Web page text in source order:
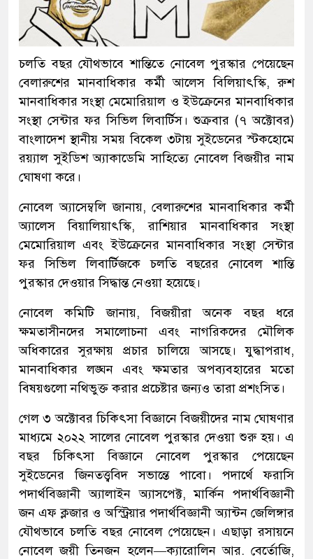
চলতি বছর যৌথভাবে শান্তিতে নোবেল পুরস্কার পেয়েছেন
বেলারুশের মানবাধিকার কর্মী আলেস বিলিয়াৎস্কি, রুশ
মানবাধিকার সংস্থা মেমোরিয়াল ও ইউক্রেনের মানবাধিকার
সংস্থা সেন্টার ফর সিভিল লিবার্টিস। শুক্রবার (৭ অক্টোবর)
বাংলাদেশ স্থানীয় সময় বিকেল ৩টায় সুইডেনের স্টকহোমে
রয়্যাল সুইডিশ অ্যাকাডেমি সাহিত্যে নোবেল বিজয়ীর নাম
ঘোষণা করে।
নোবেল অ্যাসেম্বলি জানায়, বেলারুশের মানবাধিকার কর্মী
অ্যালেস বিয়ালিয়াৎস্কি, রাশিয়ার মানবাধিকার সংস্থা
মেমোরিয়াল এবং ইউক্রেনের মানবাধিকার সংস্থা সেন্টার
ফর সিভিল লিবার্টিজকে চলতি বছরের নোবেল শান্তি
পুরস্কার দেওয়ার সিদ্ধান্ত নেওয়া হয়েছে।
নোবেল কমিটি জানায়, বিজয়ীরা অনেক বছর ধরে
ক্ষমতাসীনদের সমালোচনা এবং নাগরিকদের মৌলিক
অধিকারের সুরক্ষায় প্রচার চালিয়ে আসছে। যুদ্ধাপরাধ,
মানবাধিকার লঙ্ঘন এবং ক্ষমতার অপব্যবহারের মতো
বিষয়গুলো নথিভুক্ত করার প্রচেষ্টার জন্যও তারা প্রশংসিত।
গেল ৩ অক্টোবর চিকিৎসা বিজ্ঞানে বিজয়ীদের নাম ঘোষণার
মাধ্যমে ২০২২ সালের নোবেল পুরস্কার দেওয়া শুরু হয়। এ
বছর চিকিৎসা বিজ্ঞানে নোবেল পুরস্কার পেয়েছেন
সুইডেনের জিনতত্ত্ববিদ সভান্তে পাবো। পদার্থে ফরাসি
পদার্থবিজ্ঞানী অ্যালাইন অ্যাসপেক্ট, মার্কিন পদার্থবিজ্ঞানী
জন এফ ক্লজার ও অস্ট্রিয়ার পদার্থবিজ্ঞানী অ্যান্টন জেলিঙ্গার
যৌথভাবে চলতি বছর নোবেল পেয়েছেন। এছাড়া রসায়নে
নোবেল জয়ী তিনজন হলেন—ক্যারোলিন আর. বের্তোজি,